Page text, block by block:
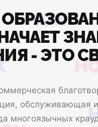
- ЭТО
обслуживающая
многоязычных